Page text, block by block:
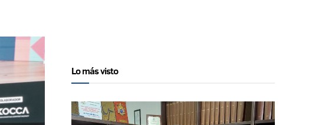
Lo más visto